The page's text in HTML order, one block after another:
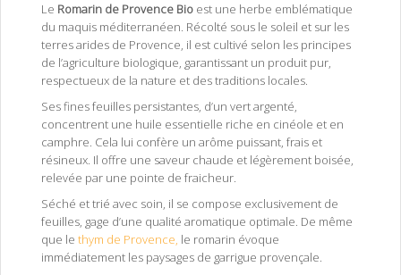
Le Romarin de Provence Bio est une herbe emblématique
du maquis méditerranéen. Récolté sous le soleil et sur les
terres arides de Provence, il est cultivé selon les principes
de l’agriculture biologique, garantissant un produit pur,
respectueux de la nature et des traditions locales.
Ses fines feuilles persistantes, d’un vert argenté,
concentrent une huile essentielle riche en cinéole et en
camphre. Cela lui confère un arôme puissant, frais et
résineux. Il offre une saveur chaude et légèrement boisée,
relevée par une pointe de fraicheur.
Séché et trié avec soin, il se compose exclusivement de
feuilles, gage d’une qualité aromatique optimale. De même
que le thym de Provence, le romarin évoque
immédiatement les paysages de garrigue provençale.